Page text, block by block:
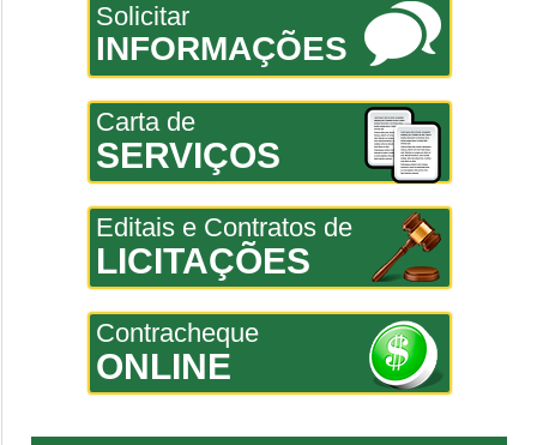
Solicitar
INFORMAÇÕES
Carta de
SERVIÇOS
Editais e Contratos de
LICITAÇÕES
Contracheque
ONLINE